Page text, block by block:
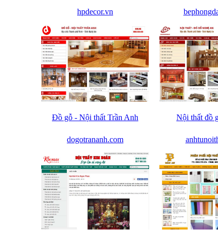
hpdecor.vn
Đồ gỗ - Nội thất Trần Anh
dogotrananh.com
Nội thất đồ